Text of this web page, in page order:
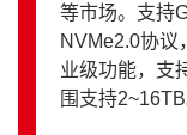
等市场。支持
NVMe2.0协议
业级功能，支
围支持2~16TB